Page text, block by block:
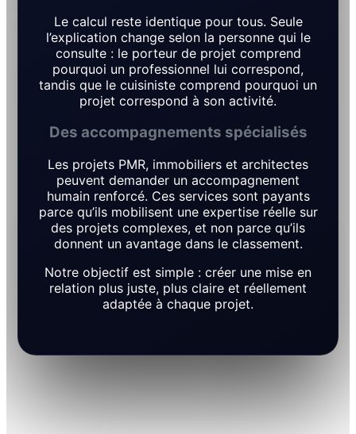
Le calcul reste identique pour tous. Seule
l’explication change selon la personne qui le
consulte : le porteur de projet comprend
pourquoi un professionnel lui correspond,
tandis que le cuisiniste comprend pourquoi un
projet correspond à son activité.
Des accompagnements spécialisés
Les projets PMR, immobiliers et architectes
peuvent demander un accompagnement
humain renforcé. Ces services sont payants
parce qu’ils mobilisent une expertise réelle sur
des projets complexes, et non parce qu’ils
donnent un avantage dans le classement.
Notre objectif est simple : créer une mise en
relation plus juste, plus claire et réellement
adaptée à chaque projet.